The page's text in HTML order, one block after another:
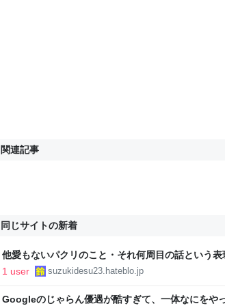
関連記事
同じサイトの新着
他愛もないパクリのこと・それ何周目の話という
1 user
suzukidesu23.hateblo.jp
Googleのじゃらん優遇が酷すぎて、一体なにをや